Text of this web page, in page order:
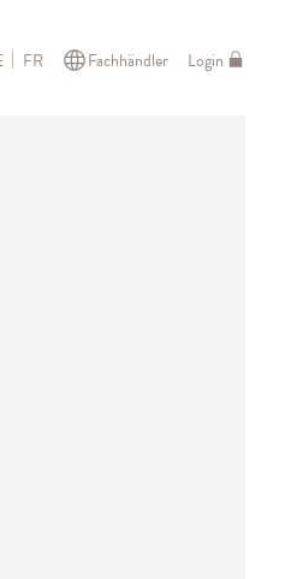
FR Fachhändler Login